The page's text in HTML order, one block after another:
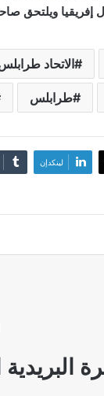
ويلتحق
الاتحاد
طرابلس
لينكدإن